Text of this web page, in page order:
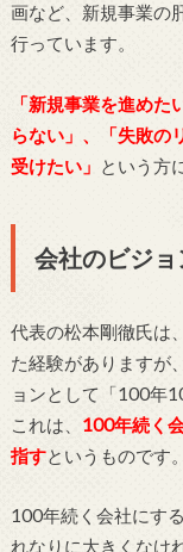
画など、新規事業の
行っています。
「新規事業を進め
らない」、「失敗の
受けたい」 という方
会社のビジョ
代表の松本剛徹氏は
た経験がありますが
ョンとして「100年
これは、 100年続く
指すというものです。
100年続く会社にす
れなりに大きくなけ